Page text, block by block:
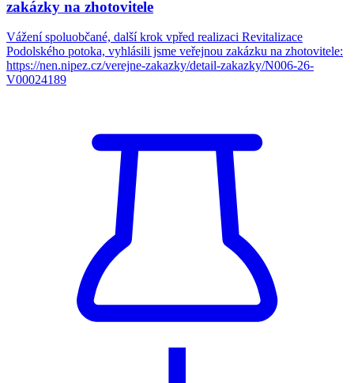
zakázky na zhotovitele
Vážení spoluobčané, další krok vpřed realizaci Revitalizace
Podolského potoka, vyhlásili jsme veřejnou zakázku na zhotovitele:
https://nen.nipez.cz/verejne-zakazky/detail-zakazky/N006-26-
V00024189